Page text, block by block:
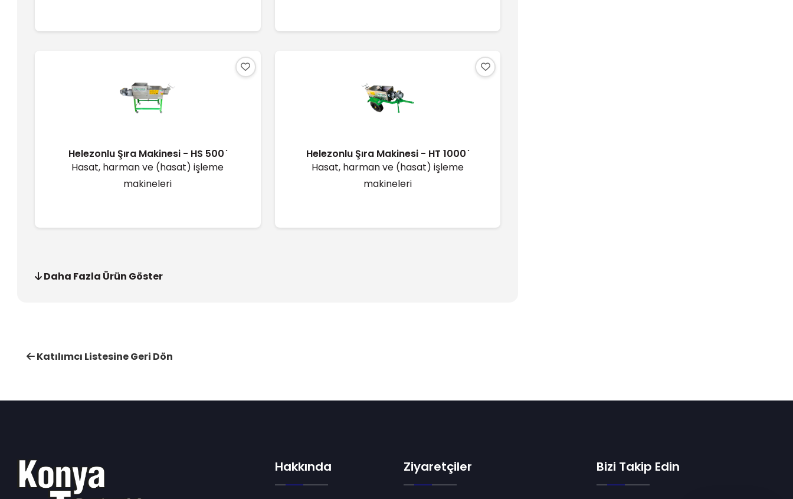
Helezonlu Şıra Makinesi - HS 500 ̇
Hasat, harman ve (hasat) işleme
makineleri
Helezonlu Şıra Makinesi - HT 1000 ̇
Hasat, harman ve (hasat) işleme
makineleri
Daha Fazla Ürün Göster
Katılımcı Listesine Geri Dön
Hakkında Ziyaretçiler Bizi Takip Edin